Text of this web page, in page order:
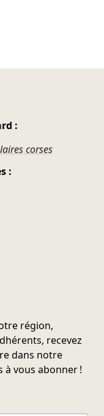
:
corses
:
région,
recevez
dans notre
à vous abonner !